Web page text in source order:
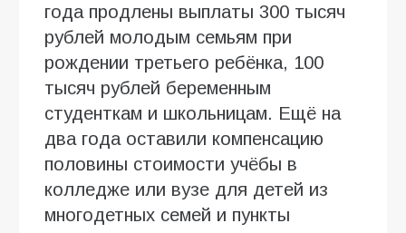
года продлены выплаты 300 тысяч
рублей молодым семьям при
рождении третьего ребёнка, 100
тысяч рублей беременным
студенткам и школьницам. Ещё на
два года оставили компенсацию
половины стоимости учёбы в
колледже или вузе для детей из
многодетных семей и пункты